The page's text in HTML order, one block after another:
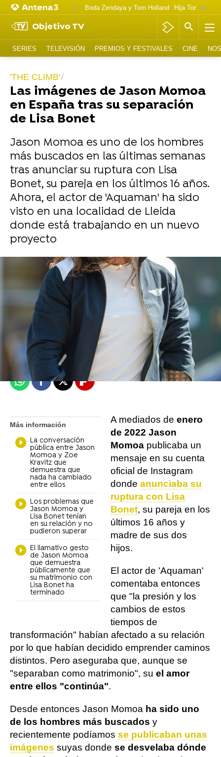
Boda Zendaya y Tom Holland Hija Tom
Objetivo TV
SERIES TELEVISIÓN PREMIOS Y FESTIVALES CINE
'THE CLIMB'
Las imágenes de Jason Momoa
en España tras su separación
de Lisa Bonet
Jason Momoa es uno de los hombres
más buscados en las últimas semanas
tras anunciar su ruptura con Lisa
Bonet, su pareja en los últimos 16 años.
Ahora, el actor de 'Aquaman' ha sido
visto en una localidad de Lleida
donde está trabajando en un nuevo
proyecto
J. Carlos López Ruedas
Madrid
Publicado: 04 de febrero de 2022, 11:28
WhatsappFacebook
X Flipboard
Más información
La conversación
pública entre Jason
Momoa y Zoe
Kravitz que
demuestra que
nada ha cambiado
entre ellos
Los problemas que
Jason Momoa y
Lisa Bonet tenían
en su relación y no
pudieron superar
El llamativo gesto
de Jason Momoa
que demuestra
públicamente que
su matrimonio con
Lisa Bonet ha
terminado
A mediados de enero
de 2022 Jason
Momoa publicaba un
mensaje en su cuenta
oficial de Instagram
donde anunciaba su
ruptura con Lisa
Bonet, su pareja en los
últimos 16 años y
madre de sus dos
hijos.
El actor de 'Aquaman'
comentaba entonces
que "la presión y los
cambios de estos
tiempos de
transformación" habían afectado a su relación
por lo que habían decidido emprender caminos
distintos. Pero aseguraba que, aunque se
"separaban como matrimonio", su el amor
entre ellos "continúa".
Desde entonces Jason Momoa ha sido uno
de los hombres más buscados y
recientemente podíamos se publicaban unas
imágenes suyas donde se desvelaba dónde